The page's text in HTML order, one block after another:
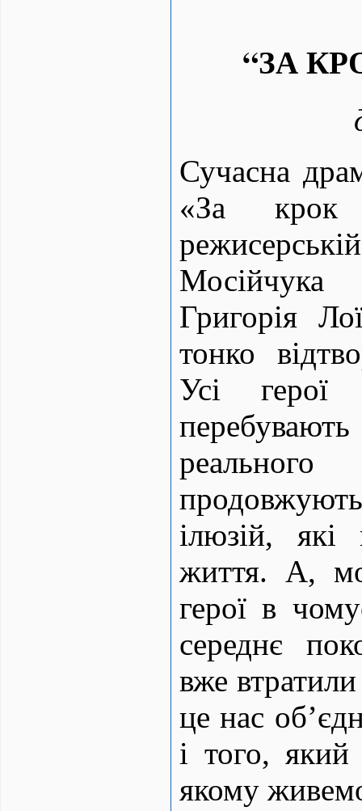
“ЗА
Сучасна
«За
Григорія
тонко
Усі герої
ілюзій,
життя. А,
герої в
середнє
вже втратили
це нас
і того,
якому